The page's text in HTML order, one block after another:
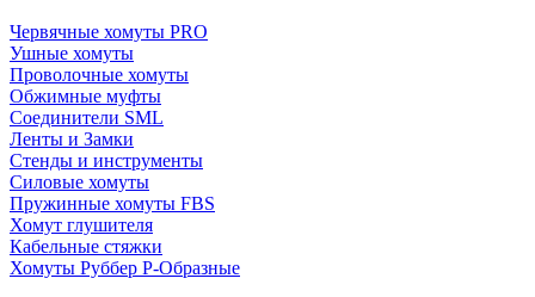
Червячные хомуты PRO
Ушные хомуты
Проволочные хомуты
Обжимные муфты
Соединители SML
Ленты и Замки
Стенды и инструменты
Силовые хомуты
Пружинные хомуты FBS
Хомут глушителя
Кабельные стяжки
Хомуты Руббер Р-Образные